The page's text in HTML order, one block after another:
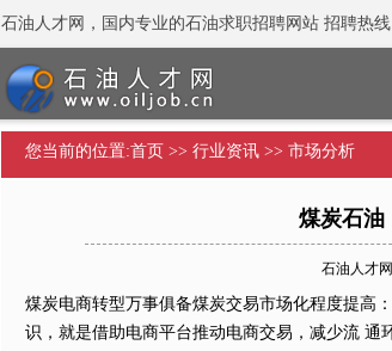
石油人才网，国内专业的石油求职招聘网站 招聘热线
您当前的位置:首页 >> 行业资讯>> 市场分析
煤炭石油
石油人才
煤炭电商转型万事俱备煤炭交易市场化程度提高
识，就是借助电商平台推动电商交易，减少流